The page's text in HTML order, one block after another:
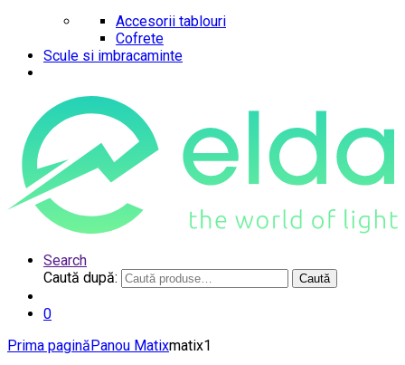
Accesorii tablouri
Cofrete
Scule si imbracaminte
Search
Caută după:
Caută
0
Prima paginăPanou Matixmatix1